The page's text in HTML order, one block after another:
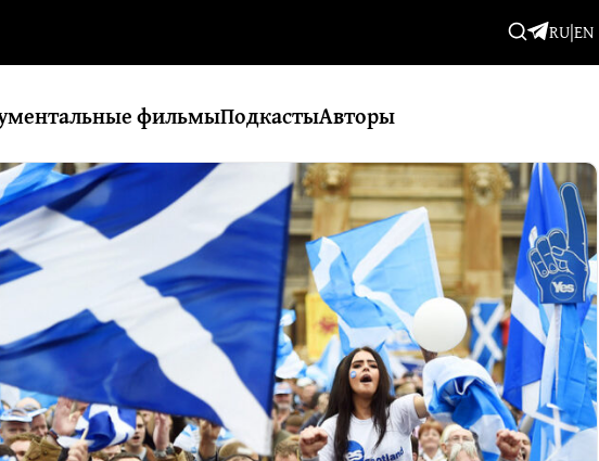
RU|EN
фильмыПодкастыАвторы